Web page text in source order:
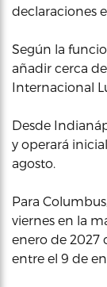
declaraciones
Según la
añadir cerca
Internacional
Desde
y operará
agosto.
Para
viernes en la
enero de 2027
entre el 9 de